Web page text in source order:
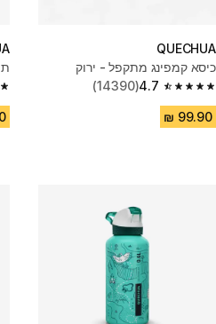
QUECHUA
כיסא קמפינג מתקפל - ירוק
4.7
4.7 out of 5 stars from 14390 reviews
(14390)
reviews